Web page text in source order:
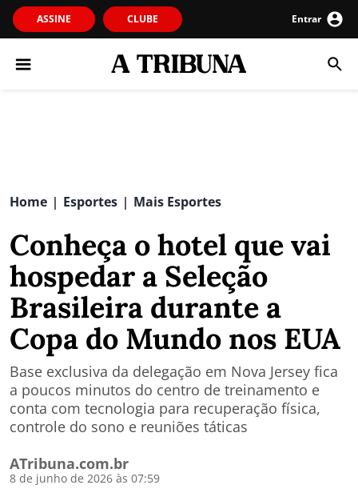
ASSINE CLUBE Entrar
Home | Esportes | Mais Esportes
Conheça o hotel que vai
hospedar a Seleção
Brasileira durante a
Copa do Mundo nos EUA
Base exclusiva da delegação em Nova Jersey fica
a poucos minutos do centro de treinamento e
conta com tecnologia para recuperação física,
controle do sono e reuniões táticas
ATribuna.com.br
8 de junho de 2026 às 07:59